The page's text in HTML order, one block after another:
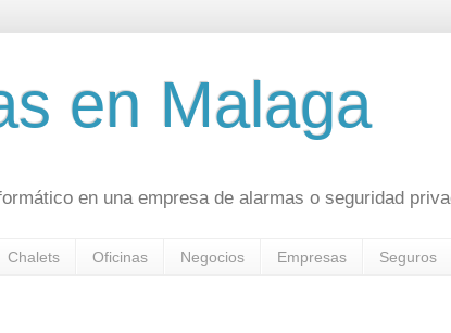
en Malaga
en una empresa de alarmas o seguridad
Chalets Oficinas Negocios Empresas Seguros